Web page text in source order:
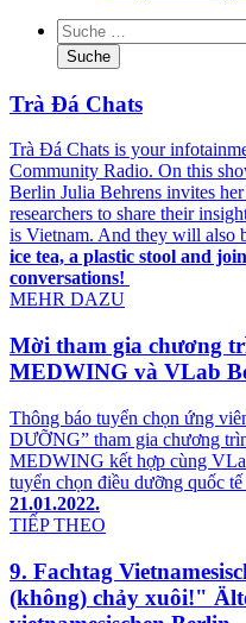
Trà Đá Chats
Trà Đá Chats is your
Community Radio. On this
Berlin Julia Behrens invites
researchers to share their
is Vietnam. And they will also
ice tea, a plastic stool and
conversations!
MEHR DAZU
Mời tham gia chương
MEDWING và VLab
Thông báo tuyển chọn ứng
DƯỠNG” tham gia chương
MEDWING kết hợp cùng
tuyển chọn điều dưỡng quốc
21.01.2022.
TIẾP THEO
9. Fachtag
(không) chảy xuôi!"